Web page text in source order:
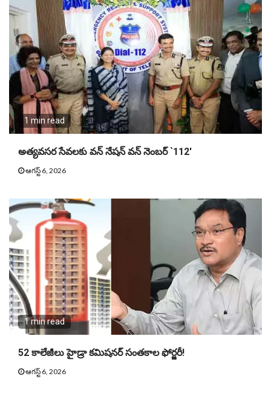
1 min read
అత్యవసర సేవలకు వన్ నేషన్ వన్ నెంబర్ `112′
ఆగస్ట్ 6, 2026
1 min read
52 కాలేజీలు హైడ్రా కమిషనర్ సంతకాల ఫోర్జరీ!
ఆగస్ట్ 6, 2026